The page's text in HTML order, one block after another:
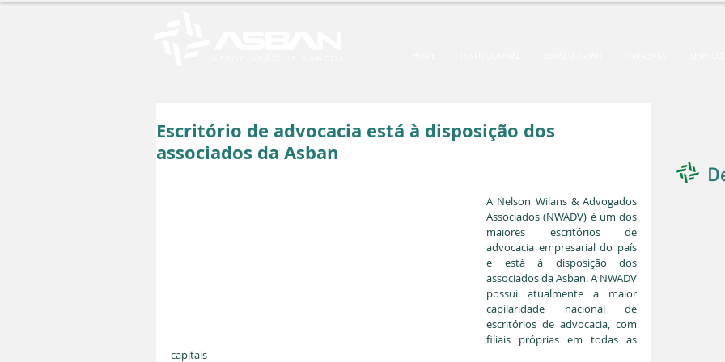
Escritório de advocacia está à disposição dos
associados da Asban
A Nelson Wilans & Advogados
Associados (NWADV) é um dos
maiores escritórios de
advocacia empresarial do país
e está à disposição dos
associados da Asban. A NWADV
possui atualmente a maior
capilaridade nacional de
escritórios de advocacia, com
filiais próprias em todas as
capitais